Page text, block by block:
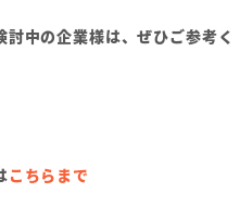
中の企業様は、ぜひご参考く
こちらまで